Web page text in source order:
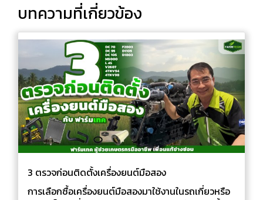
บทความที่เกี่ยวข้อง
3 ตรวจก่อนติดตั้งเครื่องยนต์มือสอง
การเลือกซื้อเครื่องยนต์มือสองมาใช้งานในรถเกี่ยวหรือ